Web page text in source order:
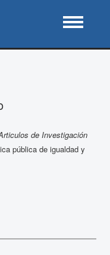
de Investigación
pública de igualdad y